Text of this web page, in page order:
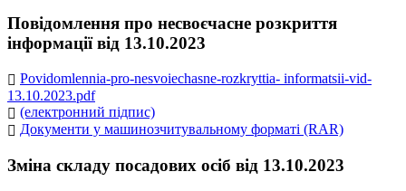
Повідомлення про несвоєчасне розкриття
інформації від 13.10.2023
Povidomlennia-pro-nesvoiechasne-rozkryttia- informatsii-vid-
13.10.2023.pdf
(електронний підпис)
Документи у машинозчитувальному форматі (RAR)
Зміна складу посадових осіб від 13.10.2023